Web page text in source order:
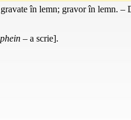
în lemn; gravor în lemn. –
– a scrie].